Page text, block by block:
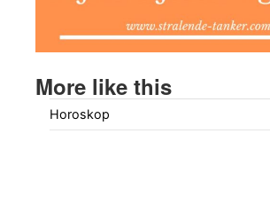
More like this
Horoskop